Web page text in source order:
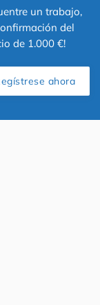
un trabajo,
del
de 1.000 €!
ahora